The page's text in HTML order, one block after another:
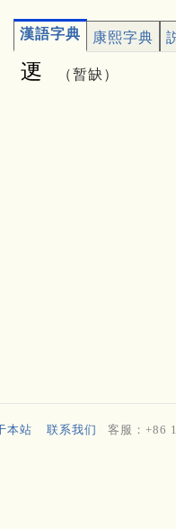
漢語字典 康熙字典
䢚 （暂缺）
本站 联系我们 客服：+86